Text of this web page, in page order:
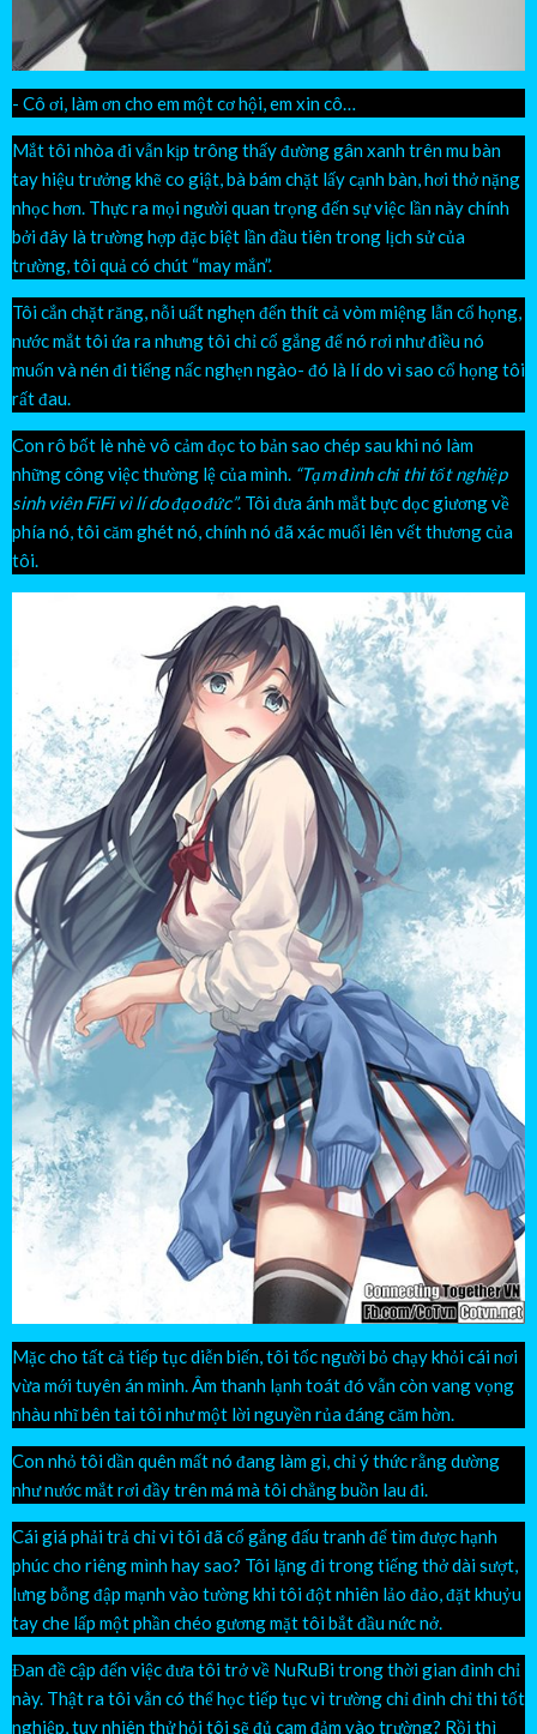
- Cô ơi, làm ơn cho em một cơ hội, em xin cô…
Mắt tôi nhòa đi vẫn kịp trông thấy đường gân xanh trên mu bàn
tay hiệu trưởng khẽ co giật, bà bám chặt lấy cạnh bàn, hơi thở nặng
nhọc hơn. Thực ra mọi người quan trọng đến sự việc lần này chính
bởi đây là trường hợp đặc biệt lần đầu tiên trong lịch sử của
trường, tôi quả có chút “may mắn”.
Tôi cắn chặt răng, nỗi uất nghẹn đến thít cả vòm miệng lẫn cổ họng,
nước mắt tôi ứa ra nhưng tôi chỉ cố gắng để nó rơi như điều nó
muốn và nén đi tiếng nấc nghẹn ngào- đó là lí do vì sao cổ họng tôi
rất đau.
Con rô bốt lè nhè vô cảm đọc to bản sao chép sau khi nó làm
những công việc thường lệ của mình. “Tạm đình chỉ thi tốt nghiệp
sinh viên FiFi vì lí do đạo đức”. Tôi đưa ánh mắt bực dọc giương về
phía nó, tôi căm ghét nó, chính nó đã xác muối lên vết thương của
tôi.
Mặc cho tất cả tiếp tục diễn biến, tôi tốc người bỏ chạy khỏi cái nơi
vừa mới tuyên án mình. Âm thanh lạnh toát đó vẫn còn vang vọng
nhàu nhĩ bên tai tôi như một lời nguyền rủa đáng căm hờn.
Con nhỏ tôi dần quên mất nó đang làm gì, chỉ ý thức rằng dường
như nước mắt rơi đầy trên má mà tôi chẳng buồn lau đi.
Cái giá phải trả chỉ vì tôi đã cố gắng đấu tranh để tìm được hạnh
phúc cho riêng mình hay sao? Tôi lặng đi trong tiếng thở dài sượt,
lưng bỗng đập mạnh vào tường khi tôi đột nhiên lảo đảo, đặt khuỷu
tay che lấp một phần chéo gương mặt tôi bắt đầu nức nở.
Đan đề cập đến việc đưa tôi trở về NuRuBi trong thời gian đình chỉ
này. Thật ra tôi vẫn có thể học tiếp tục vì trường chỉ đình chỉ thi tốt
nghiệp, tuy nhiên thử hỏi tôi sẽ đủ cam đảm vào trường? Rồi thì